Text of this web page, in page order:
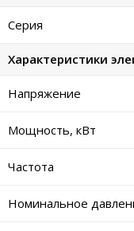
Серия
Характеристики
Напряжение
Мощность, кВт
Частота
Номинальное